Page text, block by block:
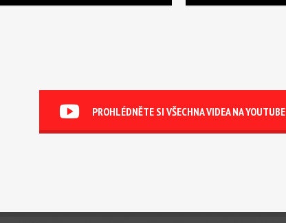
PROHLÉDNĚTE SI VŠECHNA VIDEA NA YOUTUBE